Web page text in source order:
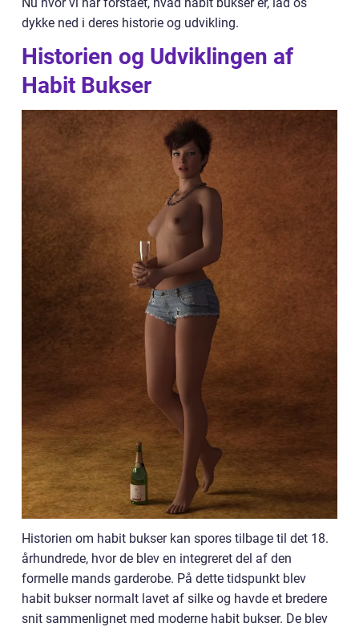
dykke ned i deres historie og udvikling.
Historien og Udviklingen af
Habit Bukser
Historien om habit bukser kan spores tilbage til det 18.
århundrede, hvor de blev en integreret del af den
formelle mands garderobe. På dette tidspunkt blev
habit bukser normalt lavet af silke og havde et bredere
snit sammenlignet med moderne habit bukser. De blev